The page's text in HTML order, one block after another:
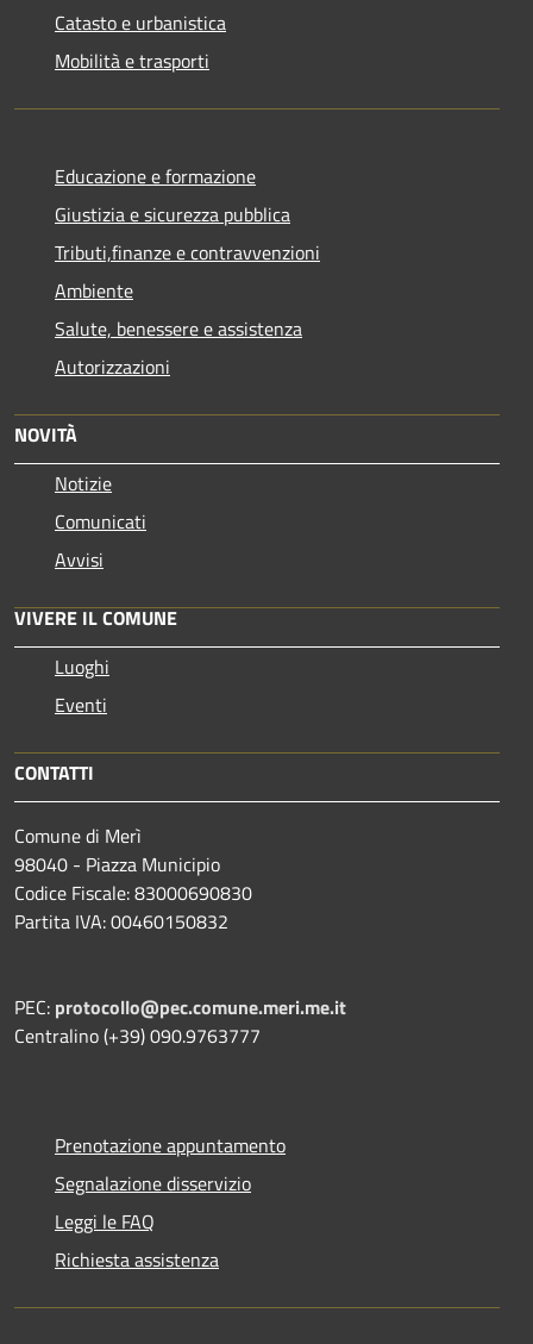
Catasto e urbanistica
Mobilità e trasporti
Educazione e formazione
Giustizia e sicurezza pubblica
Tributi,finanze e contravvenzioni
Ambiente
Salute, benessere e assistenza
Autorizzazioni
NOVITÀ
Notizie
Comunicati
Avvisi
VIVERE IL COMUNE
Luoghi
Eventi
CONTATTI
Comune di Merì
98040 - Piazza Municipio
Codice Fiscale: 83000690830
Partita IVA: 00460150832
PEC: protocollo@pec.comune.meri.me.it
Centralino (+39) 090.9763777
Prenotazione appuntamento
Segnalazione disservizio
Leggi le FAQ
Richiesta assistenza